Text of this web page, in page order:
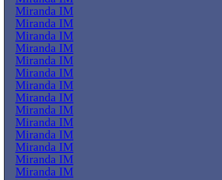
Miranda IM
Miranda IM
Miranda IM
Miranda IM
Miranda IM
Miranda IM
Miranda IM
Miranda IM
Miranda IM
Miranda IM
Miranda IM
Miranda IM
Miranda IM
Miranda IM